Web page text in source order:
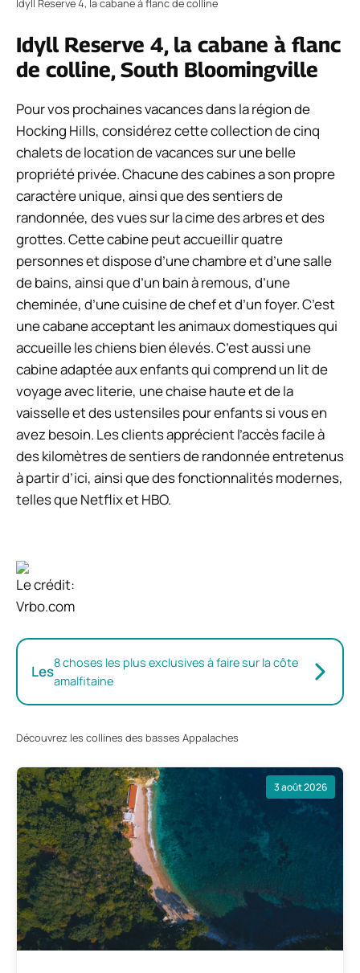
Idyll Reserve 4, la cabane à flanc de colline
Idyll Reserve 4, la cabane à flanc
de colline, South Bloomingville
Pour vos prochaines vacances dans la région de
Hocking Hills, considérez cette collection de cinq
chalets de location de vacances sur une belle
propriété privée. Chacune des cabines a son propre
caractère unique, ainsi que des sentiers de
randonnée, des vues sur la cime des arbres et des
grottes. Cette cabine peut accueillir quatre
personnes et dispose d’une chambre et d’une salle
de bains, ainsi que d’un bain à remous, d’une
cheminée, d’une cuisine de chef et d’un foyer. C’est
une cabane acceptant les animaux domestiques qui
accueille les chiens bien élevés. C’est aussi une
cabine adaptée aux enfants qui comprend un lit de
voyage avec literie, une chaise haute et de la
vaisselle et des ustensiles pour enfants si vous en
avez besoin. Les clients apprécient l’accès facile à
des kilomètres de sentiers de randonnée entretenus
à partir d’ici, ainsi que des fonctionnalités modernes,
telles que Netflix et HBO.
Le crédit:
Vrbo.com
Les8 choses les plus exclusives à faire sur la côte
amalfitaine
Découvrez les collines des basses Appalaches
3 août 2026